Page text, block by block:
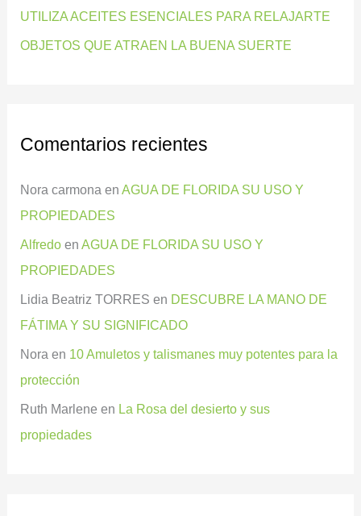
:UTILIZA ACEITES ESENCIALES PARA RELAJARTE
OBJETOS QUE ATRAEN LA BUENA SUERTE
Comentarios recientes
Nora carmona enAGUA DE FLORIDA SU USO Y
PROPIEDADES
Alfredo enAGUA DE FLORIDA SU USO Y
PROPIEDADES
Lidia Beatriz TORRES en DESCUBRE LA MANO DE
FÁTIMA Y SU SIGNIFICADO
Nora en 10 Amuletos y talismanes muy potentes para la
protección
Ruth Marlene en La Rosa del desierto y sus
propiedades